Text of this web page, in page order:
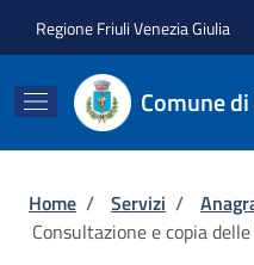
Regione Friuli Venezia Giulia
Comune
Briciole di
Home / Servizi /
Consultazione e copia